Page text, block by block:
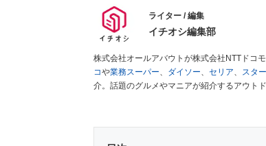
ライター / 編集
イチオシ編集部
株式会社オールアバウトが株式会社NTTドコ
コや業務スーパー、 ダイソー、 セリア、 スタ
介。話題のグルメやマニアが紹介するアウト